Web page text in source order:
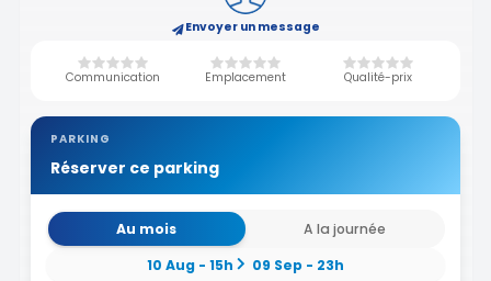
Envoyer un message
Communication Emplacement Qualité-prix
PARKING
Réserver ce parking
Au mois
A la journée
10 Aug - 15h
09 Sep - 23h